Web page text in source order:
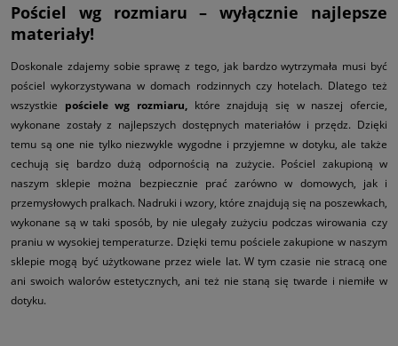
Pościel wg rozmiaru – wyłącznie najlepsze
materiały!
Doskonale zdajemy sobie sprawę z tego, jak bardzo wytrzymała musi być
pościel wykorzystywana w domach rodzinnych czy hotelach. Dlatego też
wszystkie pościele wg rozmiaru, które znajdują się w naszej ofercie,
wykonane zostały z najlepszych dostępnych materiałów i przędz. Dzięki
temu są one nie tylko niezwykle wygodne i przyjemne w dotyku, ale także
cechują się bardzo dużą odpornością na zużycie. Pościel zakupioną w
naszym sklepie można bezpiecznie prać zarówno w domowych, jak i
przemysłowych pralkach. Nadruki i wzory, które znajdują się na poszewkach,
wykonane są w taki sposób, by nie ulegały zużyciu podczas wirowania czy
praniu w wysokiej temperaturze. Dzięki temu pościele zakupione w naszym
sklepie mogą być użytkowane przez wiele lat. W tym czasie nie stracą one
ani swoich walorów estetycznych, ani też nie staną się twarde i niemiłe w
dotyku.